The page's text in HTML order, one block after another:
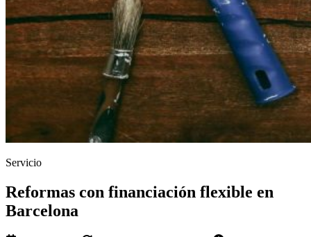
Servicio
Reformas con financiación flexible en
Barcelona